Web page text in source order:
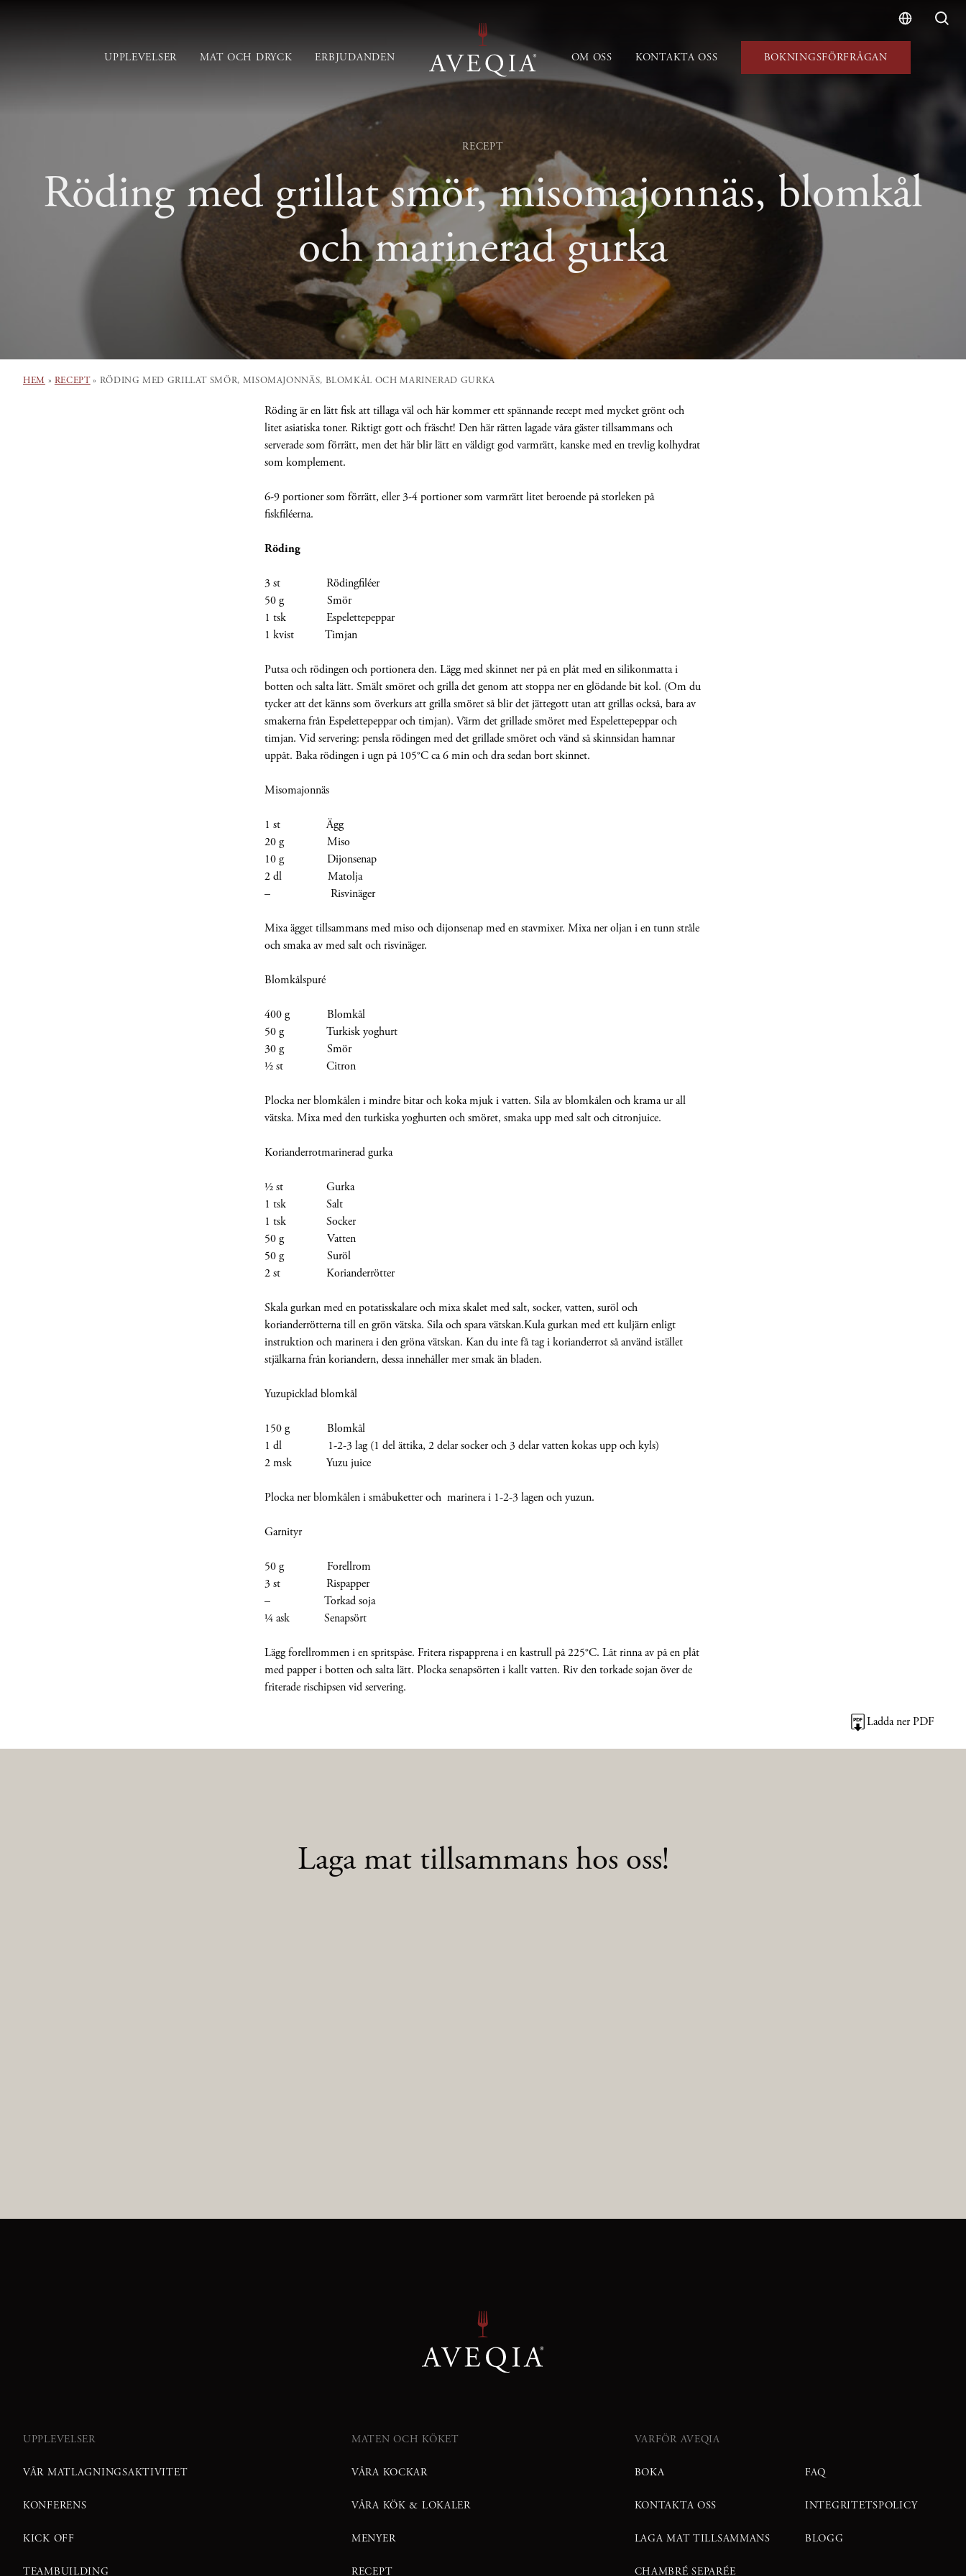
UPPLEVELSER MAT OCH DRYCK ERBJUDANDEN OM OSS KONTAKTA OSS BOKNINGSFÖRFRÅGAN
RECEPT
Röding med grillat smör, misomajonnäs, blomkål
och marinerad gurka
HEM » RECEPT» RÖDING MED GRILLAT SMÖR, MISOMAJONNÄS, BLOMKÅL OCH MARINERAD GURKA
Röding är en lätt fisk att tillaga väl och här kommer ett spännande recept med mycket grönt och
litet asiatiska toner. Riktigt gott och fräscht! Den här rätten lagade våra gäster tillsammans och
serverade som förrätt, men det här blir lätt en väldigt god varmrätt, kanske med en trevlig kolhydrat
som komplement.
6-9 portioner som förrätt, eller 3-4 portioner som varmrätt litet beroende på storleken på
fiskfiléerna.
Röding
3 st Rödingfiléer
50 g Smör
1 tsk Espelettepeppar
1 kvist Timjan
Putsa och rödingen och portionera den. Lägg med skinnet ner på en plåt med en silikonmatta i
botten och salta lätt. Smält smöret och grilla det genom att stoppa ner en glödande bit kol. (Om du
tycker att det känns som överkurs att grilla smöret så blir det jättegott utan att grillas också, bara av
smakerna från Espelettepeppar och timjan). Värm det grillade smöret med Espelettepeppar och
timjan. Vid servering: pensla rödingen med det grillade smöret och vänd så skinnsidan hamnar
uppåt. Baka rödingen i ugn på 105°C ca 6 min och dra sedan bort skinnet.
Misomajonnäs
1 st Ägg
20 g Miso
10 g Dijonsenap
2 dl Matolja
– Risvinäger
Mixa ägget tillsammans med miso och dijonsenap med en stavmixer. Mixa ner oljan i en tunn stråle
och smaka av med salt och risvinäger.
Blomkålspuré
400 g Blomkål
50 g Turkisk yoghurt
30 g Smör
½ st Citron
Plocka ner blomkålen i mindre bitar och koka mjuk i vatten. Sila av blomkålen och krama ur all
vätska. Mixa med den turkiska yoghurten och smöret, smaka upp med salt och citronjuice.
Korianderrotmarinerad gurka
½ st Gurka
1 tsk Salt
1 tsk Socker
50 g Vatten
50 g Suröl
2 st Korianderrötter
Skala gurkan med en potatisskalare och mixa skalet med salt, socker, vatten, suröl och
korianderrötterna till en grön vätska. Sila och spara vätskan.Kula gurkan med ett kuljärn enligt
instruktion och marinera i den gröna vätskan. Kan du inte få tag i korianderrot så använd istället
stjälkarna från koriandern, dessa innehåller mer smak än bladen.
Yuzupicklad blomkål
150 g Blomkål
1 dl 1-2-3 lag (1 del ättika, 2 delar socker och 3 delar vatten kokas upp och kyls)
2 msk Yuzu juice
Plocka ner blomkålen i småbuketter och marinera i 1-2-3 lagen och yuzun.
Garnityr
50 g Forellrom
3 st Rispapper
– Torkad soja
¼ ask Senapsört
Lägg forellrommen i en spritspåse. Fritera rispapprena i en kastrull på 225°C. Låt rinna av på en plåt
med papper i botten och salta lätt. Plocka senapsörten i kallt vatten. Riv den torkade sojan över de
friterade rischipsen vid servering.
Ladda ner PDF
Laga mat tillsammans hos oss!
UPPLEVELSER
VÅR MATLAGNINGSAKTIVITET
KONFERENS
KICK OFF
TEAMBUILDING
MATEN OCH KÖKET
VÅRA KOCKAR
VÅRA KÖK & LOKALER
MENYER
RECEPT
VARFÖR AVEQIA
BOKA
KONTAKTA OSS
LAGA MAT TILLSAMMANS
CHAMBRÉ SEPARÉE
FAQ
INTEGRITETSPOLICY
BLOGG